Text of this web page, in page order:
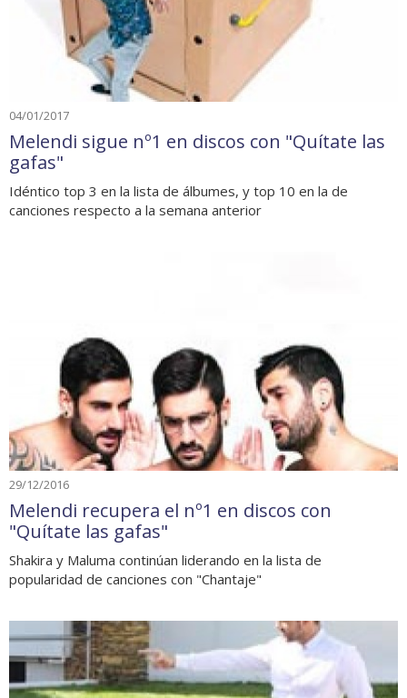
04/01/2017
Melendi sigue nº1 en discos con "Quítate las
gafas"
Idéntico top 3 en la lista de álbumes, y top 10 en la de
canciones respecto a la semana anterior
29/12/2016
Melendi recupera el nº1 en discos con
"Quítate las gafas"
Shakira y Maluma continúan liderando en la lista de
popularidad de canciones con "Chantaje"